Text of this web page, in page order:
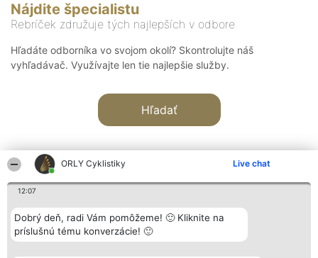
ORLY Cyklistiky Live chat
12:07
Dobrý deň, radi Vám pomôžeme! 🙂 Kliknite na
príslušnú tému konverzácie! 🙂
Nájdite špecialistu
Rebríček združuje tých najlepších v odbore
Hľadáte odborníka vo svojom okolí? Skontrolujte náš
vyhľadávač. Využívajte len tie najlepšie služby.
Hľadať
Organizátor hodnotenia
Bright Side Solutions sp. z o.
o. sp. k.
Wrocław 50-079
Hodnotenie
Laureáti
Lista
Laureatów
Kontakt
Kontakt